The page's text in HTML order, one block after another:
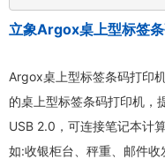
立象Argox桌上型标签
Argox桌上型标签条码打印
的桌上型标签条码打印机，
USB 2.0，可连接笔记本计
如:收银柜台、秤重、邮件